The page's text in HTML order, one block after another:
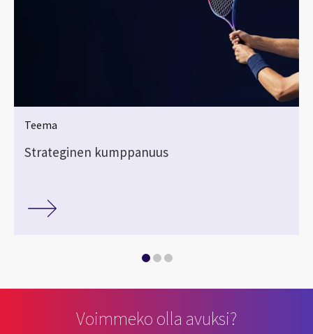
Teema
Strateginen kumppanuus
Voimmeko olla avuksi?